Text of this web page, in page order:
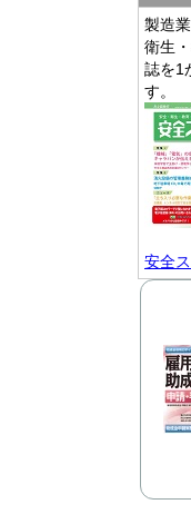
製造
衛生
誌を1
す。
安全